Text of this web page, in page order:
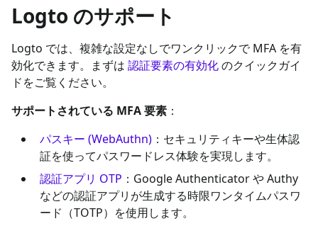
Logto のサポート
Logto では、複雑な設定なしでワンクリックで MFA を有
効化できます。まずは 認証要素の有効化のクイックガイ
ドをご覧ください。
サポートされている MFA 要素 ：
パスキー (WebAuthn) ：セキュリティキーや生体認
証を使ってパスワードレス体験を実現します。
認証アプリ OTP ：Google Authenticator や Authy
などの認証アプリが生成する時限ワンタイムパスワ
ード（TOTP）を使用します。